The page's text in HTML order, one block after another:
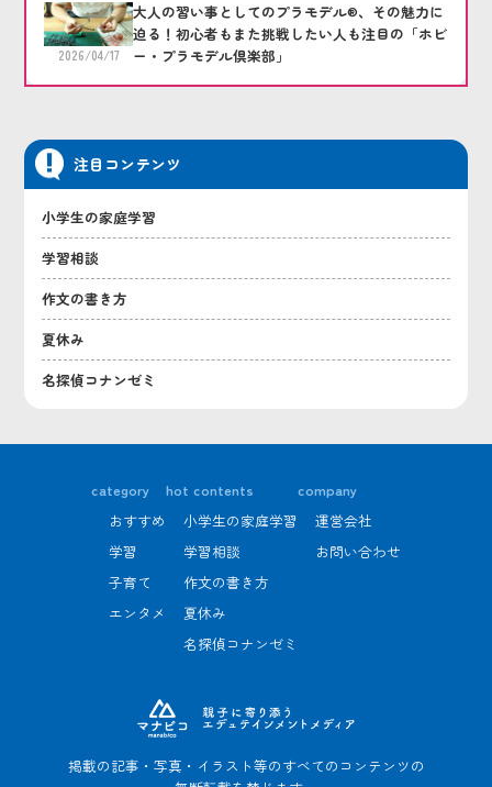
2026/04/17
大人の習い事としてのプラモデル®、その魅力に
迫る！初心者もまた挑戦したい人も注目の「ホビ
ー・プラモデル倶楽部」
注目コンテンツ
小学生の家庭学習
学習相談
作文の書き方
夏休み
名探偵コナンゼミ
掲載の記事・写真・イラスト等のすべてのコンテンツの
category
おすすめ
学習
子育て
エンタメ
hot contents
小学生の家庭学習
学習相談
作文の書き方
夏休み
名探偵コナンゼミ
company
運営会社
お問い合わせ